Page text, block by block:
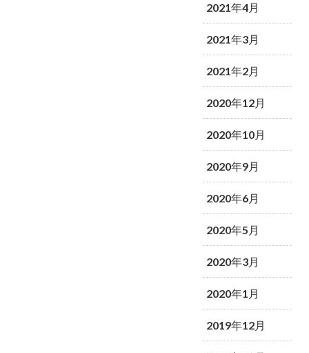
2021年4月
2021年3月
2021年2月
2020年12月
2020年10月
2020年9月
2020年6月
2020年5月
2020年3月
2020年1月
2019年12月